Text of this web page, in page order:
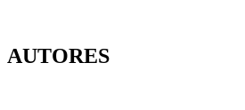
AUTORES